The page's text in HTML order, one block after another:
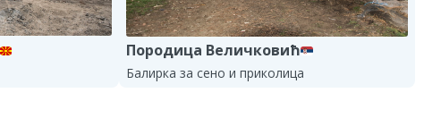
Породица Величковић
Балирка за сено и приколица